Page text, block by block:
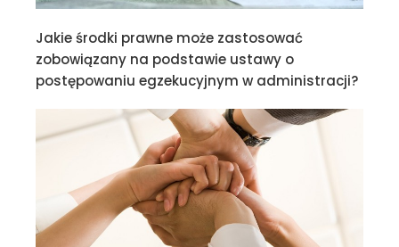
Jakie środki prawne może zastosować
zobowiązany na podstawie ustawy o
postępowaniu egzekucyjnym w administracji?